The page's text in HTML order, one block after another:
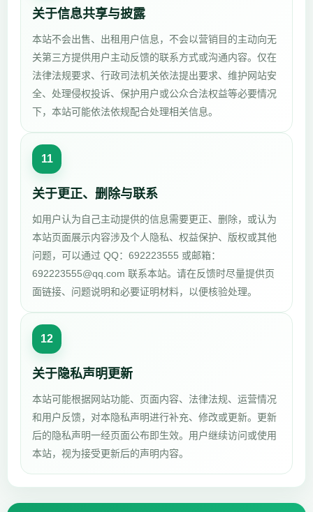
关于信息共享与披露
本站不会出售、出租用户信息，不会以营销目的主动向无
关第三方提供用户主动反馈的联系方式或沟通内容。仅在
法律法规要求、行政司法机关依法提出要求、维护网站安
全、处理侵权投诉、保护用户或公众合法权益等必要情况
下，本站可能依法依规配合处理相关信息。
11
关于更正、删除与联系
如用户认为自己主动提供的信息需要更正、删除，或认为
本站页面展示内容涉及个人隐私、权益保护、版权或其他
问题，可以通过 QQ：692223555 或邮箱：
692223555@qq.com 联系本站。请在反馈时尽量提供页
面链接、问题说明和必要证明材料，以便核验处理。
12
关于隐私声明更新
本站可能根据网站功能、页面内容、法律法规、运营情况
和用户反馈，对本隐私声明进行补充、修改或更新。更新
后的隐私声明一经页面公布即生效。用户继续访问或使用
本站，视为接受更新后的声明内容。